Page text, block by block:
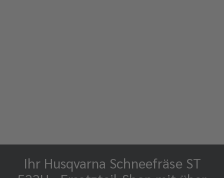
Ihr Husqvarna Schneefräse ST